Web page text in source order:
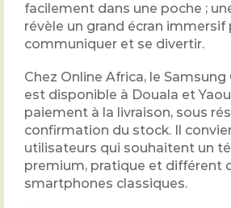
facilement dans une poche ;
révèle un grand écran immersif
communiquer et se divertir.
Chez Online Africa, le Samsung
est disponible à Douala et
paiement à la livraison, sous
confirmation du stock. Il
utilisateurs qui souhaitent un
premium, pratique et différent
smartphones classiques.